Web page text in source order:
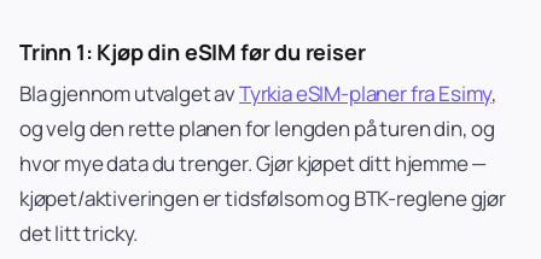
Trinn 1: Kjøp din eSIM før du reiser
Bla gjennom utvalget avTyrkia eSIM-planer fra Esimy,
og velg den rette planen for lengden på turen din, og
hvor mye data du trenger. Gjør kjøpet ditt hjemme —
kjøpet/aktiveringen er tidsfølsom og BTK-reglene gjør
det litt tricky.